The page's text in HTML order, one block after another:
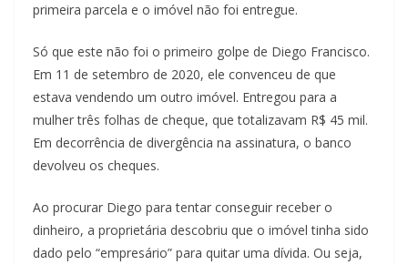
primeira parcela e o imóvel não foi entregue.
Só que este não foi o primeiro golpe de Diego Francisco.
Em 11 de setembro de 2020, ele convenceu de que
estava vendendo um outro imóvel. Entregou para a
mulher três folhas de cheque, que totalizavam R$ 45 mil.
Em decorrência de divergência na assinatura, o banco
devolveu os cheques.
Ao procurar Diego para tentar conseguir receber o
dinheiro, a proprietária descobriu que o imóvel tinha sido
dado pelo “empresário” para quitar uma dívida. Ou seja,